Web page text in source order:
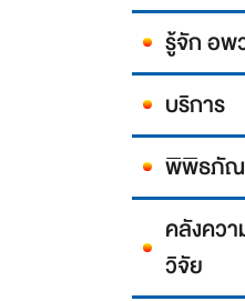
รู้จัก อพ
บริการ
พิพิธภั
คลังควา
วิจัย